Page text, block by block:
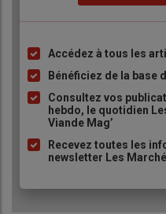
Liste
à
puce
Accédez à tous les
Bénéficiez de la base
Consultez vos
hebdo, le quotidien
Viande Mag’
Recevez toutes les
newsletter Les